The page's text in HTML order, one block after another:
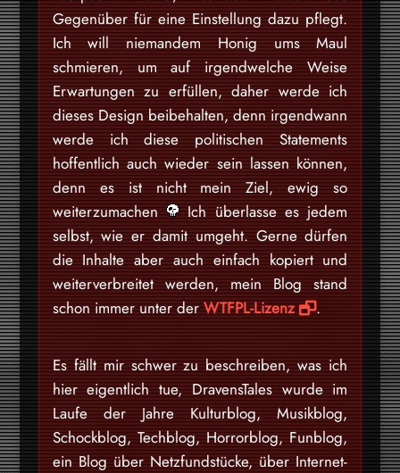
Gegenüber für eine Einstellung dazu pflegt.
Ich will niemandem Honig ums Maul
schmieren, um auf irgendwelche Weise
Erwartungen zu erfüllen, daher werde ich
dieses Design beibehalten, denn irgendwann
werde ich diese politischen Statements
hoffentlich auch wieder sein lassen können,
denn es ist nicht mein Ziel, ewig so
weiterzumachen
Ich überlasse es jedem
selbst, wie er damit umgeht. Gerne dürfen
die Inhalte aber auch einfach kopiert und
weiterverbreitet werden, mein Blog stand
schon immer unter der WTFPL-Lizenz .
Es fällt mir schwer zu beschreiben, was ich
hier eigentlich tue, DravensTales wurde im
Laufe der Jahre Kulturblog, Musikblog,
Schockblog, Techblog, Horrorblog, Funblog,
ein Blog über Netzfundstücke, über Internet-